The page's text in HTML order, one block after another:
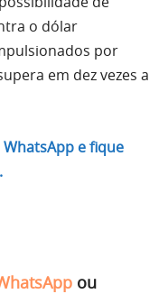
o dólar
por
em dez vezes a
e fique
ou